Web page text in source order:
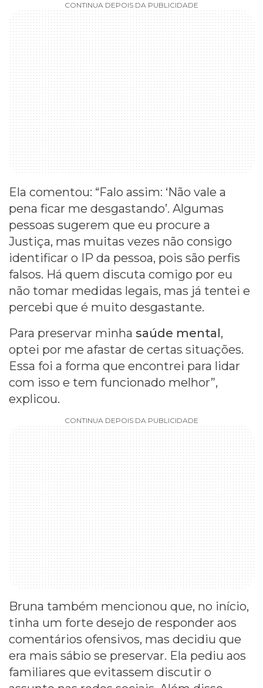
CONTINUA DEPOIS DA PUBLICIDADE
Ela comentou: “Falo assim: ‘Não vale a
pena ficar me desgastando’. Algumas
pessoas sugerem que eu procure a
Justiça, mas muitas vezes não consigo
identificar o IP da pessoa, pois são perfis
falsos. Há quem discuta comigo por eu
não tomar medidas legais, mas já tentei e
percebi que é muito desgastante.
Para preservar minha saúde mental,
optei por me afastar de certas situações.
Essa foi a forma que encontrei para lidar
com isso e tem funcionado melhor”,
explicou.
CONTINUA DEPOIS DA PUBLICIDADE
Bruna também mencionou que, no início,
tinha um forte desejo de responder aos
comentários ofensivos, mas decidiu que
era mais sábio se preservar. Ela pediu aos
familiares que evitassem discutir o